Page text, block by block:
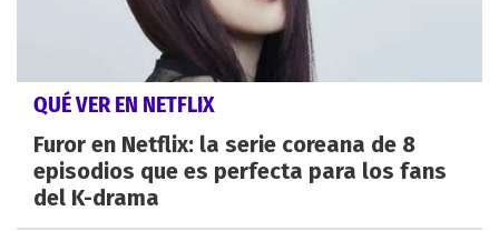
QUÉ VER EN NETFLIX
Furor en Netflix: la serie coreana de 8
episodios que es perfecta para los fans
del K-drama